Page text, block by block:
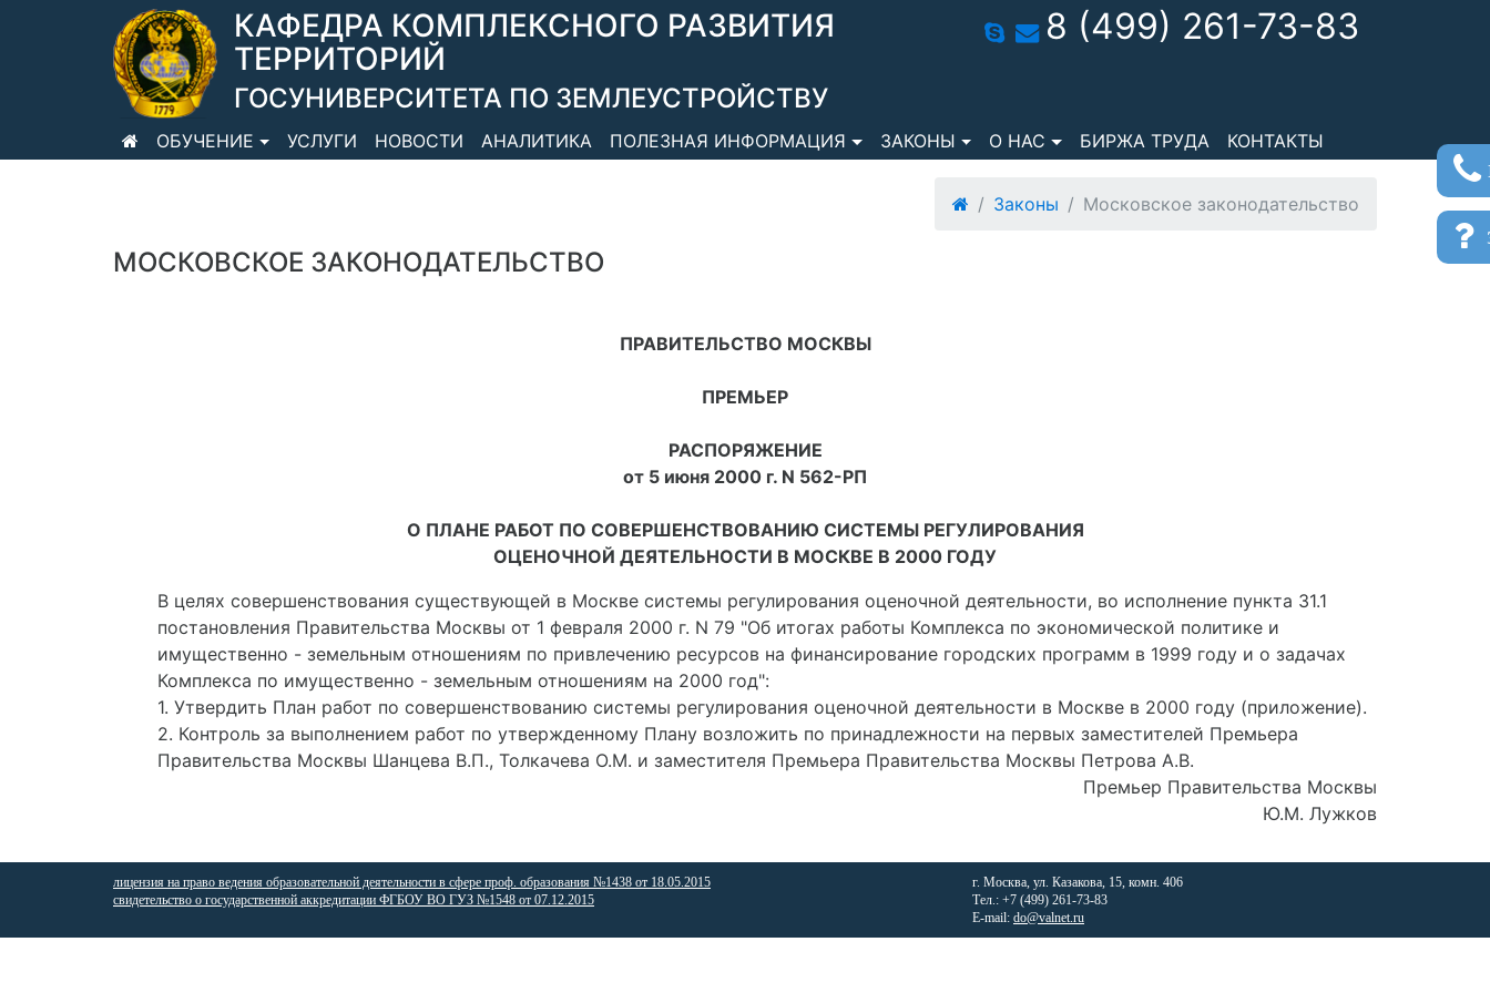
КАФЕДРА КОМПЛЕКСНОГО РАЗВИТИЯ
ТЕРРИТОРИЙ
ГОСУНИВЕРСИТЕТА ПО ЗЕМЛЕУСТРОЙСТВУ
8 (499) 261-73-83
ОБУЧЕНИЕ УСЛУГИ НОВОСТИ АНАЛИТИКА ПОЛЕЗНАЯ ИНФОРМАЦИЯ ЗАКОНЫ О НАС БИРЖА ТРУДА КОНТАКТЫ
Законы Московское законодательство
МОСКОВСКОЕ ЗАКОНОДАТЕЛЬСТВО
ПРАВИТЕЛЬСТВО МОСКВЫ
ПРЕМЬЕР
РАСПОРЯЖЕНИЕ
от 5 июня 2000 г. N 562-РП
О ПЛАНЕ РАБОТ ПО СОВЕРШЕНСТВОВАНИЮ СИСТЕМЫ РЕГУЛИРОВАНИЯ
ОЦЕНОЧНОЙ ДЕЯТЕЛЬНОСТИ В МОСКВЕ В 2000 ГОДУ
В целях совершенствования существующей в Москве системы регулирования оценочной деятельности, во исполнение пункта 31.1
постановления Правительства Москвы от 1 февраля 2000 г. N 79 "Об итогах работы Комплекса по экономической политике и
имущественно - земельным отношениям по привлечению ресурсов на финансирование городских программ в 1999 году и о задачах
Комплекса по имущественно - земельным отношениям на 2000 год":
1. Утвердить План работ по совершенствованию системы регулирования оценочной деятельности в Москве в 2000 году (приложение).
2. Контроль за выполнением работ по утвержденному Плану возложить по принадлежности на первых заместителей Премьера
Правительства Москвы Шанцева В.П., Толкачева О.М. и заместителя Премьера Правительства Москвы Петрова А.В.
Премьер Правительства Москвы
Ю.М. Лужков
лицензия на право ведения образовательной деятельности в сфере проф. образования №1438 от 18.05.2015
свидетельство о государственной аккредитации ФГБОУ ВО ГУЗ №1548 от 07.12.2015
г. Москва, ул. Казакова, 15, комн. 406
Тел.: +7 (499) 261-73-83
E-mail: do@valnet.ru